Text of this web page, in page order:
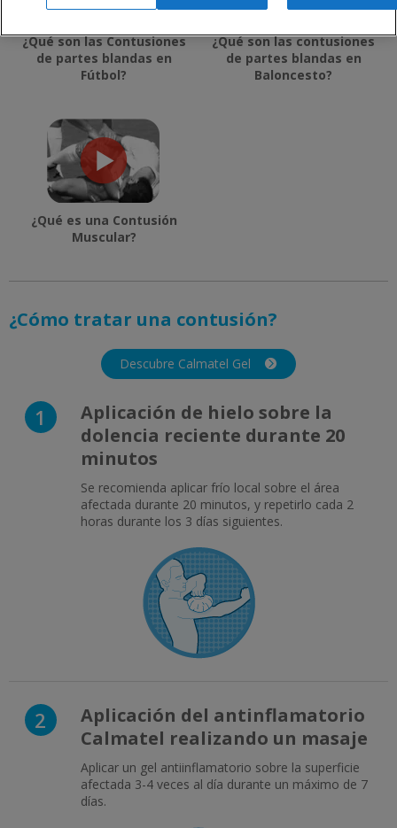
¿Qué son las Contusiones
de partes blandas en
Fútbol?
¿Qué son las contusiones
de partes blandas en
Baloncesto?
¿Qué es una Contusión
Muscular?
¿Cómo tratar una contusión?
Descubre Calmatel Gel
1
Aplicación de hielo sobre la
dolencia reciente durante 20
minutos
Se recomienda aplicar frío local sobre el área
afectada durante 20 minutos, y repetirlo cada 2
horas durante los 3 días siguientes.
2
Aplicación del antinflamatorio
Calmatel realizando un masaje
Aplicar un gel antiinflamatorio sobre la superficie
afectada 3-4 veces al día durante un máximo de 7
días.